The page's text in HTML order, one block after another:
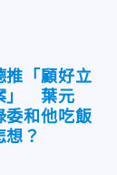
推「顧好立
」 葉元
委和他吃飯
想？